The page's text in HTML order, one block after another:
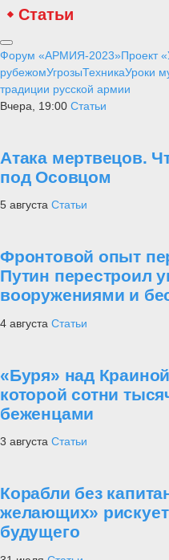
Статьи
Форум «АРМИЯ-2023»Проект
рубежомУгрозыТехникаУроки
традиции русской армии
Вчера, 19:00 Статьи
Атака мертвецов.
под Осовцом
5 августа Статьи
Фронтовой опыт
Путин перестроил
вооружениями и
4 августа Статьи
«Буря» над
которой сотни
беженцами
3 августа Статьи
Корабли без
желающих» рискует
будущего